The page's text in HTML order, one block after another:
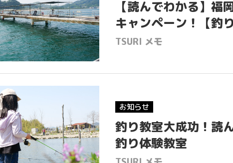
【読んでわかる】福
キャンペーン！【釣
TSURI メモ
お知らせ
釣り教室大成功！読
釣り体験教室